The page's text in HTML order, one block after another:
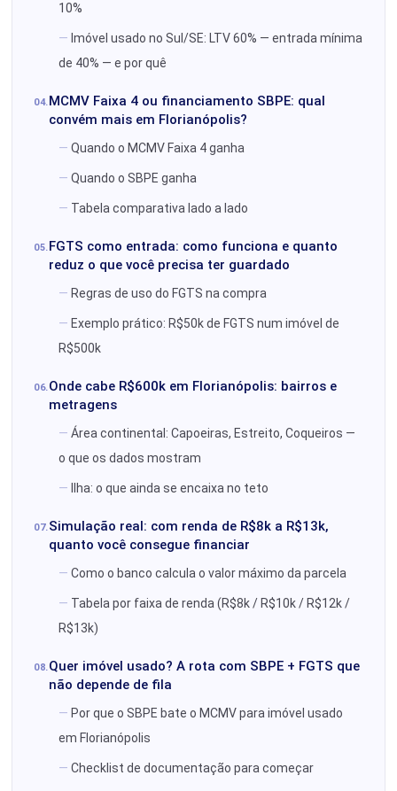
10%
Imóvel usado no Sul/SE: LTV 60% — entrada mínima
de 40% — e por quê
MCMV Faixa 4 ou financiamento SBPE: qual
convém mais em Florianópolis?
Quando o MCMV Faixa 4 ganha
Quando o SBPE ganha
Tabela comparativa lado a lado
FGTS como entrada: como funciona e quanto
reduz o que você precisa ter guardado
Regras de uso do FGTS na compra
Exemplo prático: R$50k de FGTS num imóvel de
R$500k
Onde cabe R$600k em Florianópolis: bairros e
metragens
Área continental: Capoeiras, Estreito, Coqueiros —
o que os dados mostram
Ilha: o que ainda se encaixa no teto
Simulação real: com renda de R$8k a R$13k,
quanto você consegue financiar
Como o banco calcula o valor máximo da parcela
Tabela por faixa de renda (R$8k / R$10k / R$12k /
R$13k)
Quer imóvel usado? A rota com SBPE + FGTS que
não depende de fila
Por que o SBPE bate o MCMV para imóvel usado
em Florianópolis
Checklist de documentação para começar